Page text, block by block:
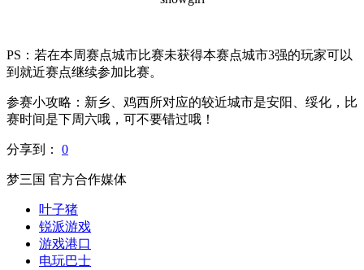
PS ：若在本周赛点城市比赛未获得本赛点城市3强的玩家可以
到就近赛点继续参加比赛。
参赛小攻略：新乡、鸡西所对应的较近城市是安阳、绥化，比
赛时间是下周六哦，可不要错过哦！
分享到： 0
梦三国 官方合作媒体
叶子猪
锐派游戏
游戏港口
电玩巴士